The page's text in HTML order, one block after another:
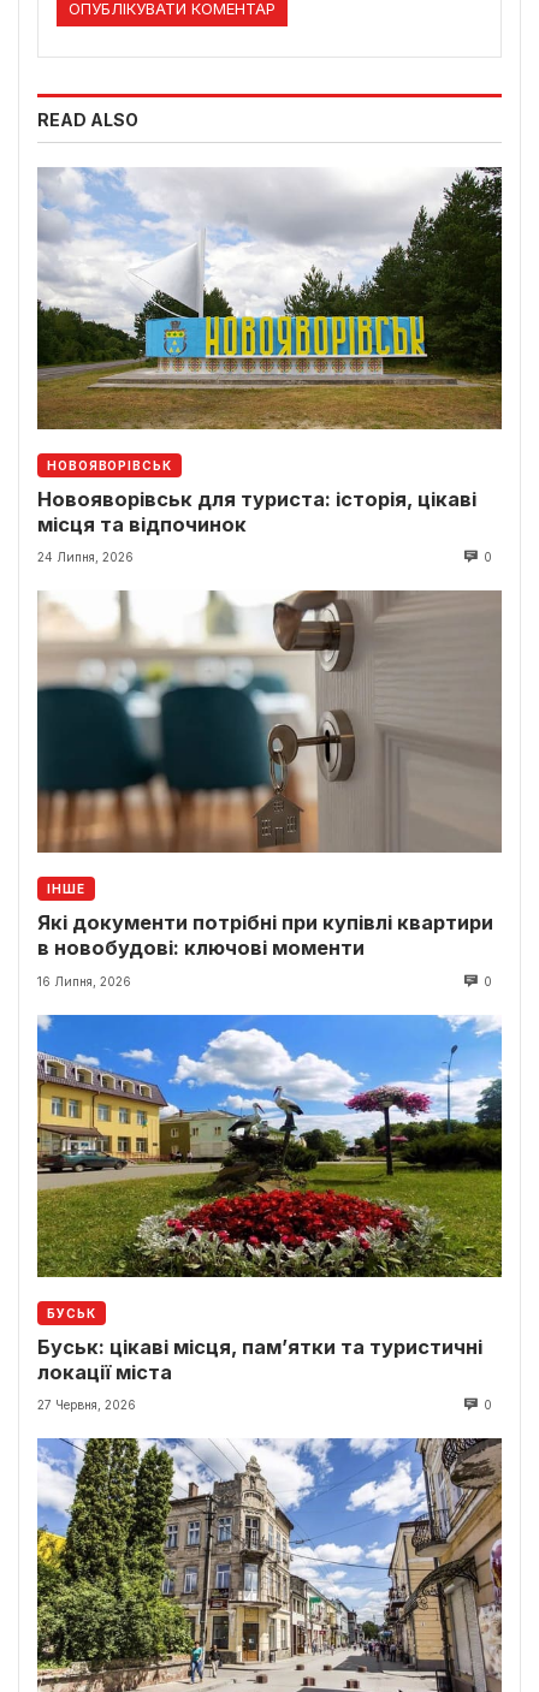
READ ALSO
НОВОЯВОРІВСЬК
Новояворівськ для туриста: історія, цікаві
місця та відпочинок
24 Липня, 2026 0
ІНШЕ
Які документи потрібні при купівлі квартири
в новобудові: ключові моменти
16 Липня, 2026 0
БУСЬК
Буськ: цікаві місця, пам’ятки та туристичні
локації міста
27 Червня, 2026 0